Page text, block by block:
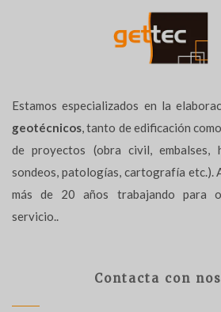
Estamos especializados en la
geotécnicos, tanto de edificación
de proyectos (obra civil, embalses,
sondeos, patologías, cartografía etc.).
más de 20 años trabajando para
servicio..
Contacta con